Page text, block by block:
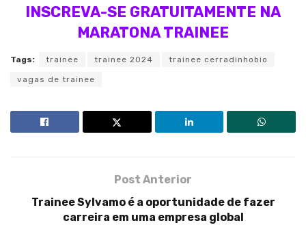
INSCREVA-SE GRATUITAMENTE NA
MARATONA TRAINEE
Tags: trainee trainee 2024 trainee cerradinhobio
vagas de trainee
Post Anterior
Trainee Sylvamo é a oportunidade de fazer
carreira em uma empresa global